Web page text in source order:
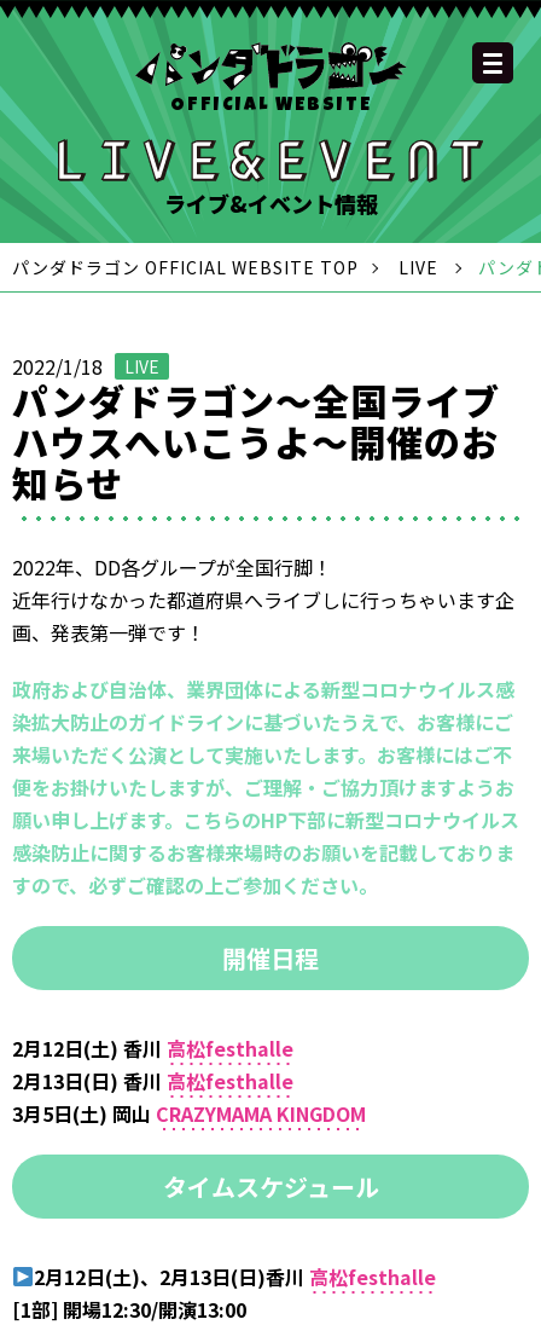
OFFICIAL WEBSITEOFFICIAL SITE TOP
NEWS MEMBER
SCHEDULE DISCOGRAPHY
GOODS
FAQ CONTACT
YOUTUBE
CHANNEL
INSTAGRAM
OFFICIAL
TWITTER
OFFICIAL LINE
ACCOUNT
OFFICIAL
TIKTOK
ライブ&イベント情報
パンダドラゴン OFFICIAL WEBSITE TOP LIVE パンダ
2022/1/18 LIVE
パンダドラゴン～全国ライブ
ハウスへいこうよ～開催のお
知らせ
2022年、DD各グループが全国行脚！
近年行けなかった都道府県へライブしに行っちゃいます企
画、発表第一弾です！
政府および自治体、業界団体による新型コロナウイルス感
染拡大防止のガイドラインに基づいたうえで、お客様にご
来場いただく公演として実施いたします。お客様にはご不
便をお掛けいたしますが、ご理解・ご協力頂けますようお
願い申し上げます。こちらのHP下部に新型コロナウイルス
感染防止に関するお客様来場時のお願いを記載しておりま
すので、必ずご確認の上ご参加ください。
開催日程
2月12日(土) 香川 高松festhalle
2月13日(日) 香川 高松festhalle
3月5日(土) 岡山 CRAZYMAMA KINGDOM
タイムスケジュール
2月12日(土)、2月13日(日)香川 高松festhalle
[1部] 開場12:30/開演13:00